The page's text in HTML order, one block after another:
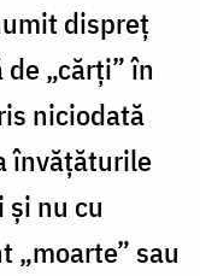
dispreț
„cărţi” în
niciodată
învățăturile
nu cu
„moarte” sau